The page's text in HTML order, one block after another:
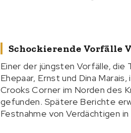
Schockierende Vorfälle
Einer der jüngsten Vorfälle, die
Ehepaar, Ernst und Dina
Crooks Corner im Norden des
gefunden. Spätere Berichte
Festnahme von Verdächtigen in